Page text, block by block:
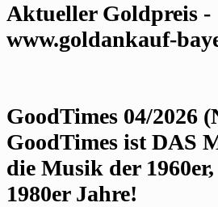
Aktueller Goldpreis -
www.goldankauf-
GoodTimes 04/2026
GoodTimes ist DAS
die Musik der
1980er Jahre!